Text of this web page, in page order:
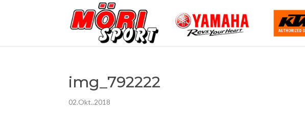
img_792222
02.Okt..2018